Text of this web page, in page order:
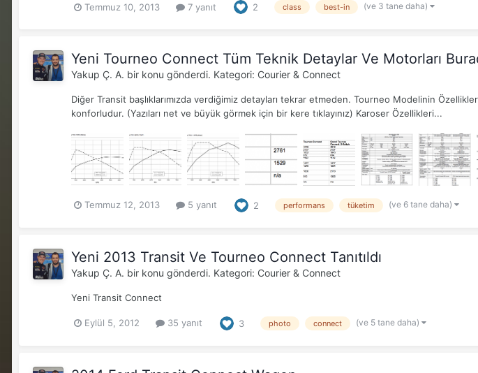
Temmuz 10, 2013 7 yanıt 2 class best-in (ve 3 tane daha)
Yeni Tourneo Connect Tüm Teknik Detaylar Ve Motorları
Yakup Ç. A. bir konu gönderdi. Kategori: Courier & Connect
Diğer Transit başlıklarımızda verdiğimiz detayları tekrar etmeden. Tourneo Modelinin
konforludur. (Yazıları net ve büyük görmek için bir kere tıklayınız) Karoser Özellikleri...
Temmuz 12, 2013 5 yanıt 2 performans tüketim (ve 6 tane daha)
Yeni 2013 Transit Ve Tourneo Connect Tanıtıldı
Yakup Ç. A. bir konu gönderdi. Kategori: Courier & Connect
Yeni Transit Connect
Eylül 5, 2012 35 yanıt 3 photo connect (ve 5 tane daha)